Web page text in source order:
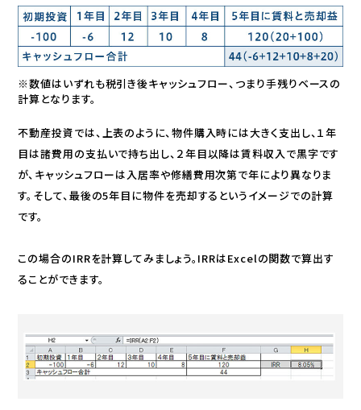
※数値はいずれも税引き後キャッシュフロー、つまり手残りベースの
計算となります。
不動産投資では、上表のように、物件購入時には大きく支出し、１年
目は諸費用の支払いで持ち出し、２年目以降は賃料収入で黒字です
が、キャッシュフローは入居率や修繕費用次第で年により異なりま
す。そして、最後の5年目に物件を売却するというイメージでの計算
です。
この場合のIRRを計算してみましょう。IRRはExcelの関数で算出す
ることができます。